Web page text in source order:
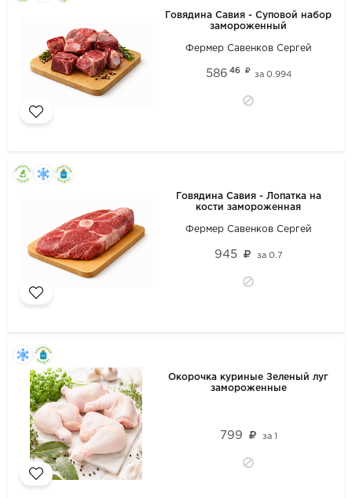
Говядина Савия - Суповой набор
замороженный
Фермер Савенков Сергей
586 46 за 0.994
Говядина Савия - Лопатка на
кости замороженная
Фермер Савенков Сергей
945 за 0.7
Окорочка куриные Зеленый луг
замороженные
799 за 1